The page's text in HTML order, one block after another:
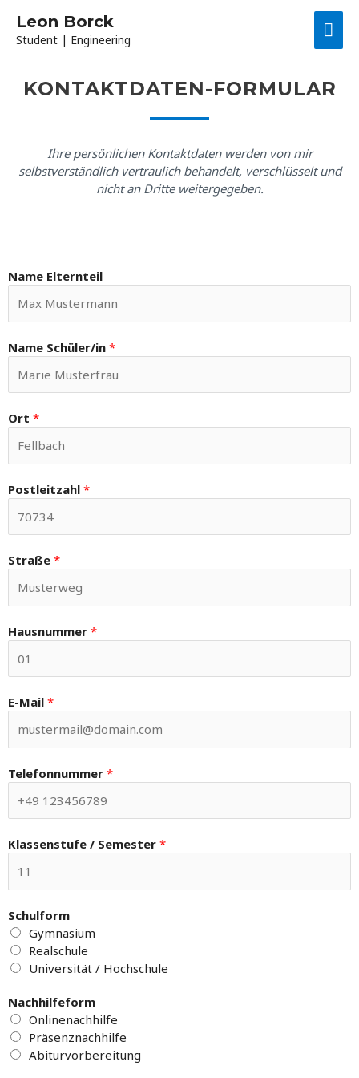
Leon Borck
Student | Engineering
KONTAKTDATEN-FORMULAR
Ihre persönlichen Kontaktdaten werden von mir
selbstverständlich vertraulich behandelt, verschlüsselt und
nicht an Dritte weitergegeben.
Name Elternteil
Name Schüler/in *
Ort *
Postleitzahl *
Straße *
Hausnummer *
E-Mail *
Telefonnummer *
Klassenstufe / Semester *
Schulform
Gymnasium
Realschule
Universität / Hochschule
Nachhilfeform
Onlinenachhilfe
Präsenznachhilfe
Abiturvorbereitung